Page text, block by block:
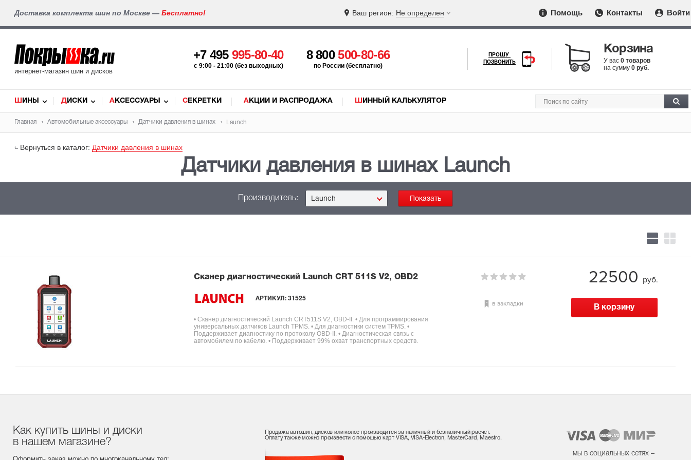
Доставка комплекта шин по Москве — Бесплатно! Ваш регион: Не определен Помощь Контакты Войти
интернет-магазин шин и дисков
+7 495 995-80-40
c 9:00 - 21:00 (без выходных)
8 800500-80-66
по России (бесплатно)
ПРОШУ
ПОЗВОНИТЬ
Корзина
У вас 0 товаров
на сумму 0 руб.
ШИНЫ ДИСКИ АКСЕССУАРЫ СЕКРЕТКИ АКЦИИ И РАСПРОДАЖА ШИННЫЙ КАЛЬКУЛЯТОР
Главная Автомобильные аксессуары Датчики давления в шинах Launch
Вернуться в каталог: Датчики давления в шинах
Датчики давления в шинах Launch
Производитель: Launch
Сканер диагностический Launch CRT 511S V2, OBD2
АРТИКУЛ: 31525
• Сканер диагностический Launch CRT511S V2, OBD-II. • Для программирования
универсальных датчиков Launch TPMS. • Для диагностики систем TPMS. •
Поддерживает диагностику по протоколу OBD-II. • Диагностическая связь с
автомобилем по кабелю. • Поддерживает 99% охват транспортных средств.
в закладки
22500 руб.
Как купить шины и диски
в нашем магазине?
Продажа автошин, дисков или колес производится за наличный и безналичный расчет.
Оплату также можно произвести с помощью карт VISA, VISA-Electron, MasterCard, Maestro.
мы в социальных сетях –